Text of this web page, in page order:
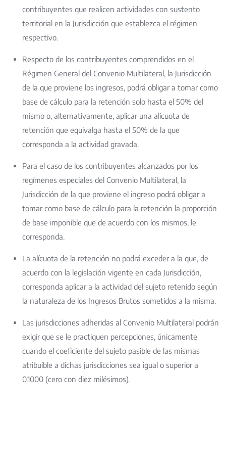
contribuyentes que realicen actividades con sustento
territorial en la Jurisdicción que establezca el régimen
respectivo.
Respecto de los contribuyentes comprendidos en el
Régimen General del Convenio Multilateral, la Jurisdicción
de la que proviene los ingresos, podrá obligar a tomar como
base de cálculo para la retención solo hasta el 50% del
mismo o, alternativamente, aplicar una alícuota de
retención que equivalga hasta el 50% de la que
corresponda a la actividad gravada.
Para el caso de los contribuyentes alcanzados por los
regímenes especiales del Convenio Multilateral, la
Jurisdicción de la que proviene el ingreso podrá obligar a
tomar como base de cálculo para la retención la proporción
de base imponible que de acuerdo con los mismos, le
corresponda.
La alícuota de la retención no podrá exceder a la que, de
acuerdo con la legislación vigente en cada Jurisdicción,
corresponda aplicar a la actividad del sujeto retenido según
la naturaleza de los Ingresos Brutos sometidos a la misma.
Las jurisdicciones adheridas al Convenio Multilateral podrán
exigir que se le practiquen percepciones, únicamente
cuando el coeficiente del sujeto pasible de las mismas
atribuible a dichas jurisdicciones sea igual o superior a
0.1000 (cero con diez milésimos).